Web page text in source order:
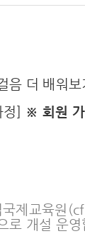
음 더 배워보
] ※ 회원
국제교육원
로 개설 운영